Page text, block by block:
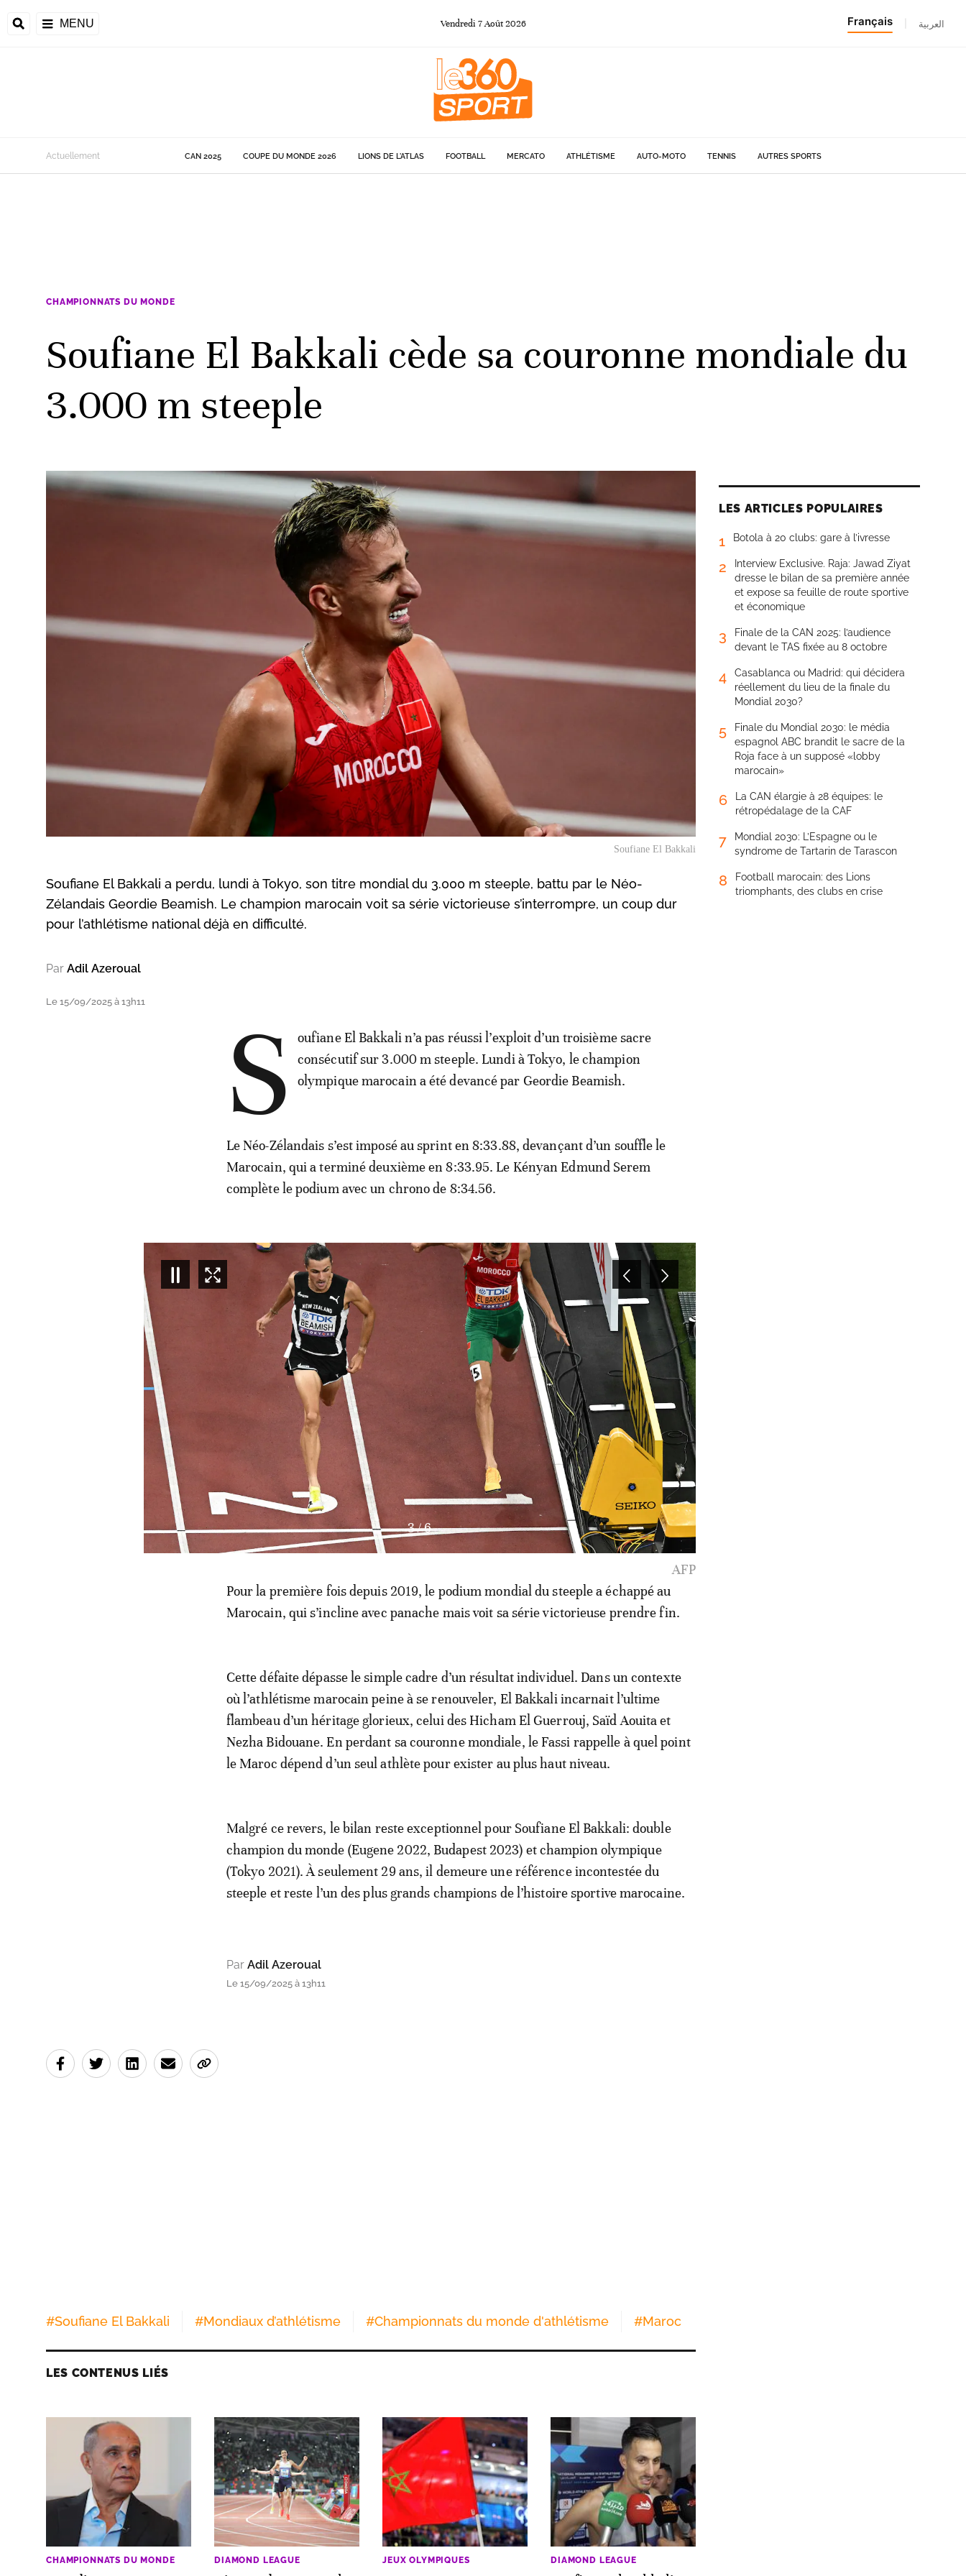
MENU Vendredi 7Août 2026 Français العربية
de la CAF
Actuellement CAN 2025 COUPE DU MONDE 2026 LIONS DE L'ATLAS FOOTBALL MERCATO ATHLÉTISME AUTO-MOTO TENNIS AUTRES SPORTS
CHAMPIONNATS DU MONDE
Soufiane El Bakkali cède sa couronne mondiale du
3.000 m steeple
Soufiane El Bakkali
Soufiane El Bakkali a perdu, lundi à Tokyo, son titre mondial du 3.000 m steeple, battu par le Néo-
Zélandais Geordie Beamish. Le champion marocain voit sa série victorieuse s’interrompre, un coup dur
pour l’athlétisme national déjà en difficulté.
Par Adil Azeroual
Le 15/09/2025 à 13h11 S
oufiane El Bakkali n’a pas réussi l’exploit d’un troisième sacre
consécutif sur 3.000 m steeple. Lundi à Tokyo, le champion
olympique marocain a été devancé par Geordie Beamish.
Le Néo-Zélandais s’est imposé au sprint en 8:33.88, devançant d’un souffle le
Marocain, qui a terminé deuxième en 8:33.95. Le Kényan Edmund Serem
complète le podium avec un chrono de 8:34.56.
4/6
AFP
Pour la première fois depuis 2019, le podium mondial du steeple a échappé au
Marocain, qui s’incline avec panache mais voit sa série victorieuse prendre fin.
Cette défaite dépasse le simple cadre d’un résultat individuel. Dans un contexte
où l’athlétisme marocain peine à se renouveler, El Bakkali incarnait l’ultime
flambeau d’un héritage glorieux, celui des Hicham El Guerrouj, Saïd Aouita et
Nezha Bidouane. En perdant sa couronne mondiale, le Fassi rappelle à quel point
le Maroc dépend d’un seul athlète pour exister au plus haut niveau.
Malgré ce revers, le bilan reste exceptionnel pour Soufiane El Bakkali: double
champion du monde (Eugene 2022, Budapest 2023) et champion olympique
(Tokyo 2021). À seulement 29 ans, il demeure une référence incontestée du
steeple et reste l’un des plus grands champions de l’histoire sportive marocaine.
Par Adil Azeroual
Le 15/09/2025 à 13h11
#Soufiane El Bakkali #Mondiaux d’athlétisme #Championnats du monde d'athlétisme #Maroc
LES CONTENUS LIÉS
CHAMPIONNATS DU MONDE DIAMOND LEAGUE JEUX OLYMPIQUES DIAMOND LEAGUE
LES ARTICLES POPULAIRES
1 Botola à 20 clubs: gare à l’ivresse
2
Interview Exclusive. Raja: Jawad Ziyat
dresse le bilan de sa première année
et expose sa feuille de route sportive
et économique
3
Finale de la CAN 2025: l’audience
devant le TAS fixée au 8 octobre
4
Casablanca ou Madrid: qui décidera
réellement du lieu de la finale du
Mondial 2030?
5
Finale du Mondial 2030: le média
espagnol ABC brandit le sacre de la
Roja face à un supposé «lobby
marocain»
6
La CAN élargie à 28 équipes: le
rétropédalage de la CAF
7
Mondial 2030: L’Espagne ou le
syndrome de Tartarin de Tarascon
8
Football marocain: des Lions
triomphants, des clubs en crise